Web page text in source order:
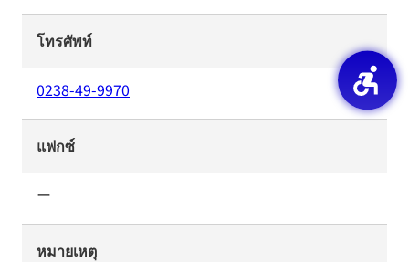
โทรศัพท์
0238-49-9970
แฟกซ์
ー
หมายเหตุ